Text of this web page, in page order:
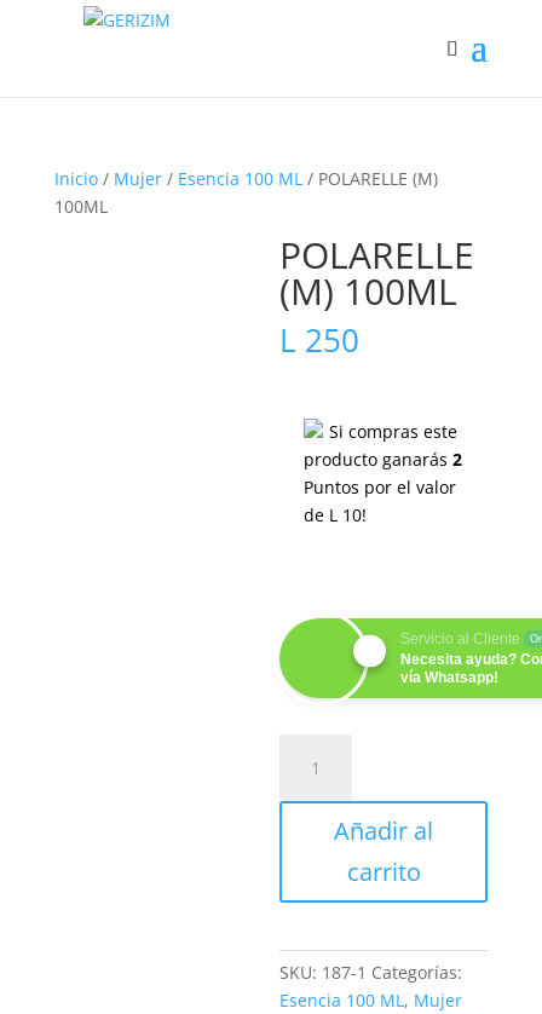
Inicio/ Mujer/ Esencia 100 ML/ POLARELLE (M)
100ML
POLARELLE
(M) 100ML
L 250
Si compras este
producto ganarás2
Puntos por el valor
de L 10!
Servicio al Cliente
Necesita ayuda?
vía Whatsapp!
100ML
cantidadAñadir al
carrito
SKU: 187-1 Categorías:
Esencia 100 ML, Mujer